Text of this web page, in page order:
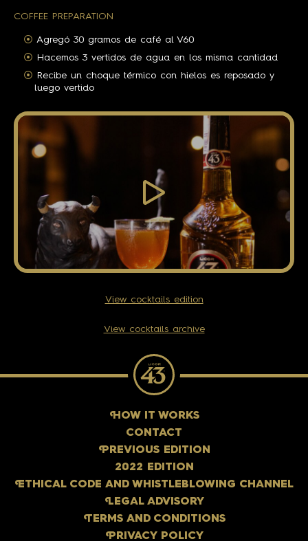
COFFEE PREPARATION
Agregó 30 gramos de café al V60
Hacemos 3 vertidos de agua en los misma cantidad
Recibe un choque térmico con hielos es reposado y
luego vertido
View cocktails edition
View cocktails archive
H OW IT WORKS
CONTACT
P REVIOUS EDITION
2022 EDITION
ETHICAL CODE AND WHISTLEBLOWING CHANNEL
L EGAL ADVISORY
T ERMS AND CONDITIONS
P RIVACY POLICY